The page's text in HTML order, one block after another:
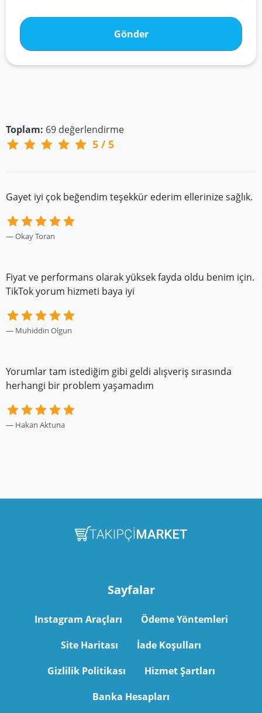
Gönder
5 /5
Toplam: 69 değerlendirme
Gayet iyi çok beğendim teşekkür ederim ellerinize sağlık.
Okay Toran
Fiyat ve performans olarak yüksek fayda oldu benim için.
TikTok yorum hizmeti baya iyi
Muhiddin Olgun
Yorumlar tam istediğim gibi geldi alışveriş sırasında
herhangi bir problem yaşamadım
Hakan Aktuna
Sayfalar
Instagram Araçları
Ödeme Yöntemleri
Site Haritası
İade Koşulları
Gizlilik Politikası
Hizmet Şartları
Banka Hesapları